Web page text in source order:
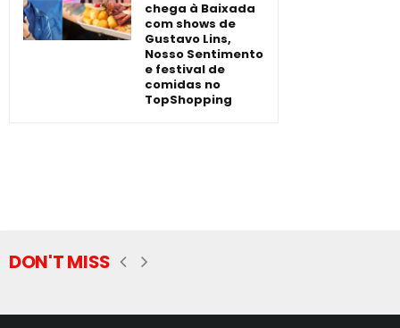
chega à Baixada
com shows de
Gustavo Lins,
Nosso Sentimento
e festival de
comidas no
TopShopping
DON'T MISS